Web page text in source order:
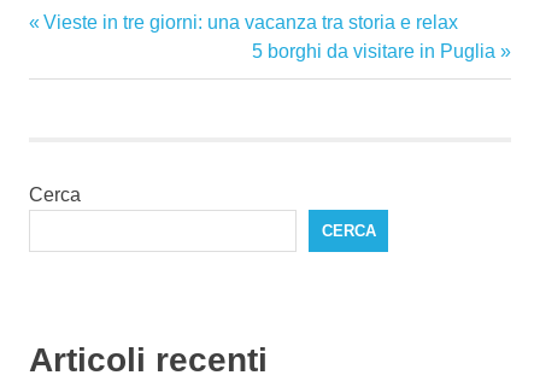
gargano
Vieste
Navigazione
articoli
Articolo
Vieste in tre giorni: una vacanza tra storia e relax
Articolo
successivo:
5 borghi da visitare in Puglia
Cerca
CERCA
Articoli recenti